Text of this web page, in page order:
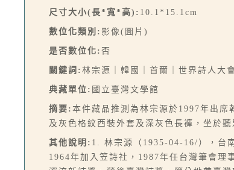
尺寸大小(長*寬*高): 10.1*15.1cm
數位化類別: 影像(圖片)
是否數位化: 否
關鍵詞: 林宗源｜韓國｜首爾｜世界詩人大
典藏單位: 國立臺灣文學館
摘要: 本件藏品推測為林宗源於1997年出
及灰色格紋西裝外套及深灰色長褲，坐於
其他說明: 1. 林宗源（1935-04-16/），台
1964年加入笠詩社，1987年任台灣筆會理